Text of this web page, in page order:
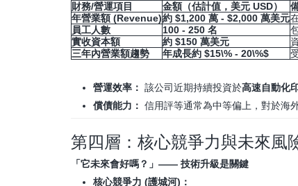
財務/營運項目 金額（估計值，美元 USD）
年營業額 (Revenue)約 $1,200 萬 - $2,000 萬美元
員工人數
100 - 250 名
實收資本額
約 $150 萬美元
三年內營業額趨勢
年成長約 $15\% - 20\%$
營運效率： 該公司近期持續投資於高速自動化
償債能力： 信用評等通常為中等偏上，對於海
第四層：核心競爭力與未來風
「它未來會好嗎？」—— 技術升級是關鍵
核心競爭力 (護城河)：